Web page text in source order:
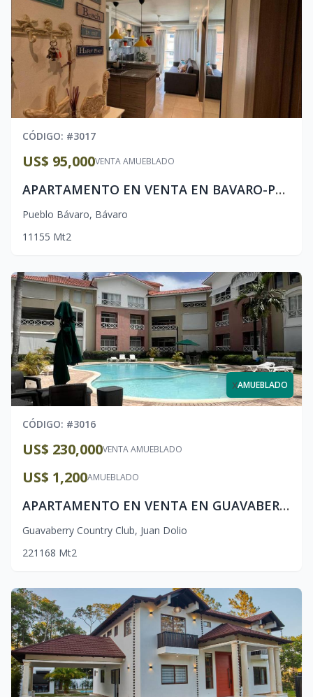
CÓDIGO: #3017
VENTA AMUEBLADO
US$ 95,000
APARTAMENTO EN VENTA EN BAVARO-PUNTA CANA
Pueblo Bávaro, Bávaro
1 1 1 55 Mt2
xAMUEBLADO
CÓDIGO: #3016
VENTA AMUEBLADO
US$ 230,000
AMUEBLADO
US$ 1,200
APARTAMENTO EN VENTA EN GUAVABERRY-JUAN DOLIO
Guavaberry Country Club, Juan Dolio
221 168 Mt2